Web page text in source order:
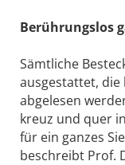
Berührungslos
Sämtliche
ausgestattet, die
abgelesen
kreuz und quer
für ein ganzes
beschreibt Prof.